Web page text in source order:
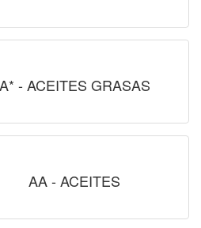
A* - ACEITES GRASAS
AA - ACEITES